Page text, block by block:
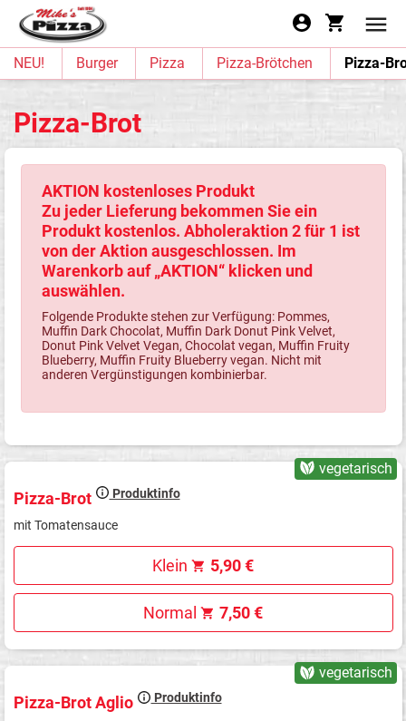
NEU! Burger Pizza Pizza-Brötchen Pizza-
Pizza-Brot
AKTION kostenloses Produkt
Zu jeder Lieferung bekommen Sie ein
Produkt kostenlos. Abholeraktion 2 für 1 ist
von der Aktion ausgeschlossen. Im
Warenkorb auf „AKTION“ klicken und
auswählen.
Folgende Produkte stehen zur Verfügung: Pommes,
Muffin Dark Chocolat, Muffin Dark Donut Pink Velvet,
Donut Pink Velvet Vegan, Chocolat vegan, Muffin Fruity
Blueberry, Muffin Fruity Blueberry vegan. Nicht mit
anderen Vergünstigungen kombinierbar.
vegetarisch
Pizza-Brot Produktinfo
mit Tomatensauce
Klein 5,90 €
Normal 7,50 €
vegetarisch
Pizza-Brot Aglio Produktinfo